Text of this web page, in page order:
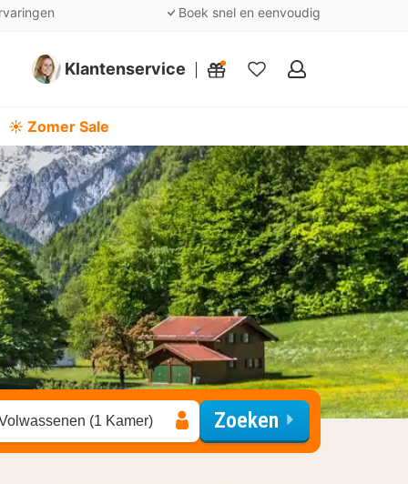
Boek snel en eenvoudig
Klantenservice
Mijn
☀️ Zomer Sale
(1 Kamer) Zoeken